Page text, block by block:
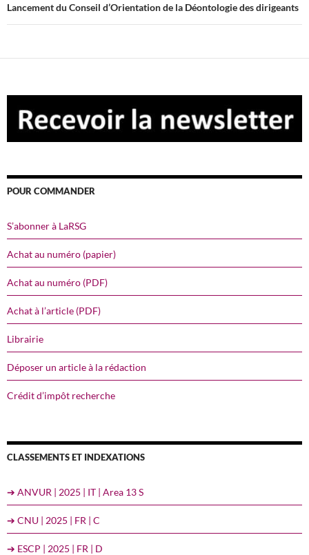
Lancement du Conseil d’Orientation de la Déontologie des dirigeants
POUR COMMANDER
S’abonner à LaRSG
Achat au numéro (papier)
Achat au numéro (PDF)
Achat à l’article (PDF)
Librairie
Déposer un article à la rédaction
Crédit d’impôt recherche
CLASSEMENTS ET INDEXATIONS
➔ ANVUR | 2025 | IT | Area 13 S
➔ CNU | 2025 | FR | C
➔ ESCP | 2025 | FR | D